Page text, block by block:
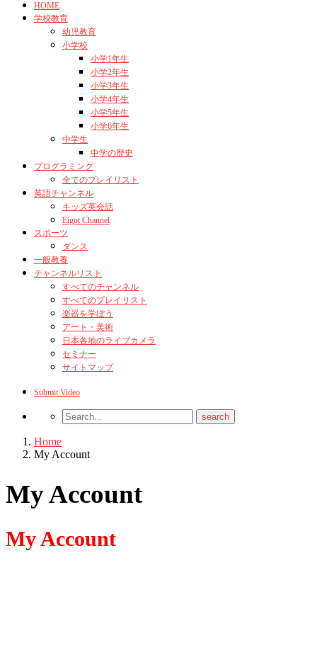
HOME
学校教育
幼児教育
小学校
小学1年生
小学2年生
小学3年生
小学4年生
小学5年生
小学6年生
中学生
中学の歴史
プログラミング
全てのプレイリスト
英語チャンネル
キッズ英会話
Eigot Channel
スポーツ
ダンス
一般教養
チャンネルリスト
すべてのチャンネル
すべてのプレイリスト
楽器を学ぼう
アート・美術
日本各地のライブカメラ
セミナー
サイトマップ
Submit Video
Home
My Account
My Account
My Account